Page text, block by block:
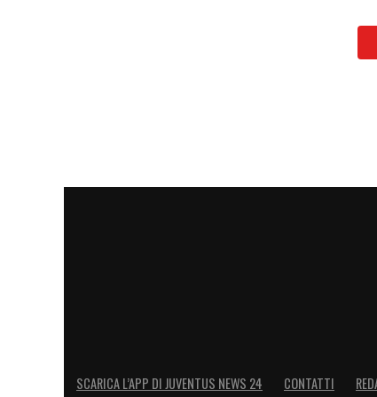
LA PLAYLIST DELLE NOSTRE TOP
SCARICA L’APP DI JUVENTUS NEWS 24 CONTATTI